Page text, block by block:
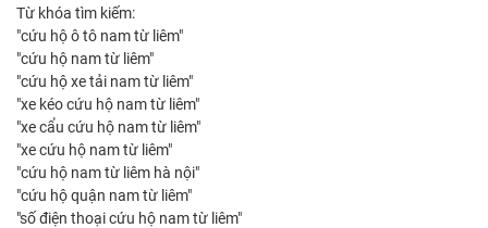
Từ khóa tìm kiếm:
"cứu hộ ô tô nam từ liêm"
"cứu hộ nam từ liêm"
"cứu hộ xe tải nam từ liêm"
"xe kéo cứu hộ nam từ liêm"
"xe cẩu cứu hộ nam từ liêm"
"xe cứu hộ nam từ liêm"
"cứu hộ nam từ liêm hà nội"
"cứu hộ quận nam từ liêm"
"số điện thoại cứu hộ nam từ liêm"